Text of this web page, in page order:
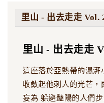
里山 - 出去走走 Vol.
里山 - 出去走走
這座落於亞熱帶的濕
收斂起他刺人的光芒
妄為 躲避豔陽的人們